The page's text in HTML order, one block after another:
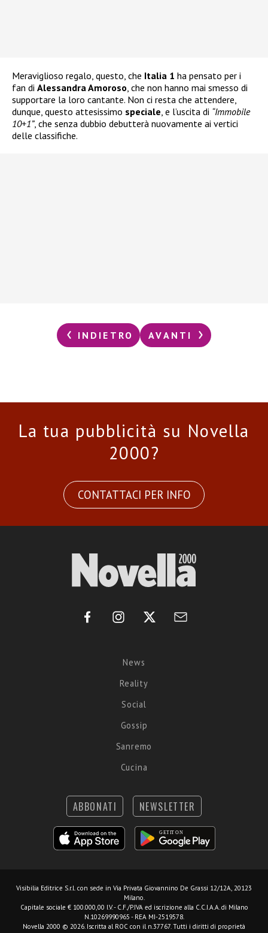
Meraviglioso regalo, questo, che Italia 1 ha pensato per i
fan di Alessandra Amoroso, che non hanno mai smesso di
supportare la loro cantante. Non ci resta che attendere,
dunque, questo attesissimo speciale, e l’uscita di “Immobile
10+1”, che senza dubbio debutterà nuovamente ai vertici
delle classifiche.
INDIETRO AVANTI
La tua pubblicità su Novella
2000?
CONTATTACI PER INFO
News
Reality
Social
Gossip
Sanremo
Cucina
ABBONATI NEWSLETTER
Visibilia Editrice S.r.l. con sede in Via Privata Giovannino De Grassi 12/12A, 20123
Milano.
Capitale sociale € 100.000,00 I.V. - C.F./P.IVA ed iscrizione alla C.C.I.A.A. di Milano
N.10269990965 - REA MI-2519578.
Novella 2000 © 2026. Iscritta al ROC con il n.37767. Tutti i diritti di proprietà